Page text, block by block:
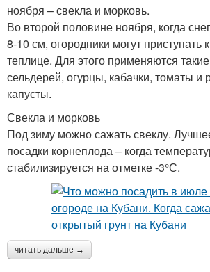
ноября – свекла и морковь.
Во второй половине ноября, когда
8-10 см, огородники могут приступать
теплице. Для этого применяются
сельдерей, огурцы, кабачки, томаты и
капусты.
Свекла и морковь
Под зиму можно сажать свеклу.
посадки корнеплода – когда
стабилизируется на отметке -3°С.
читать дальше →